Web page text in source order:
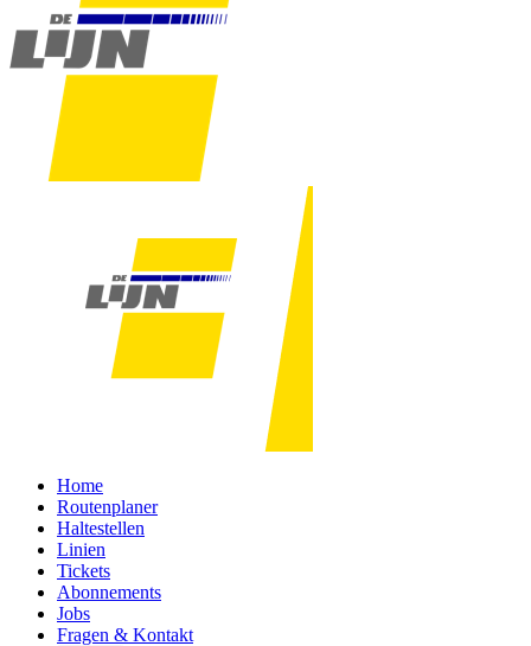
Home
Routenplaner
Haltestellen
Linien
Tickets
Abonnements
Jobs
Fragen & Kontakt